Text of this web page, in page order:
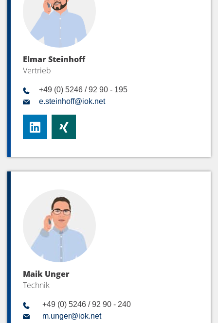
Elmar Steinhoff
Vertrieb
+49 (0) 5246 / 92 90 - 195
e.steinhoff@iok.net
Maik Unger
Technik
+49 (0) 5246 / 92 90 - 240
m.unger@iok.net